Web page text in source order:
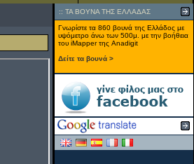
:: ΤΑ ΒΟΥΝΑ ΤΗΣ ΕΛΛΑΔΑΣ
Γνωρίστε τα 860 βουνά της Ελλάδος με
υψόμετρο άνω των 500μ. με την βοήθεια
του iMapper της Anadigit
Δείτε τα βουνά >